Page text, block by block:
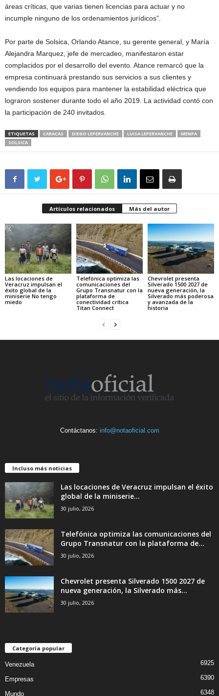
áreas críticas, que varias tienen licencias para actuar y no
incumple ninguno de los ordenamientos jurídicos”.
Por parte de Solsica, Orlando Atance, su gerente general, y María
Alejandra Marquez, jefe de mercadeo, manifestaron estar
complacidos por el desarrollo del evento. Atance remarcó que la
empresa continuará prestando sus servicios a sus clientes y
vendiendo los equipos para mantener la estabilidad eléctrica que
lograron sostener durante todo el año 2019. La actividad contó con
la participación de 240 invitados.
ETIQUETAS CARACAS DIEGO LEPERVANCHE LUISA LEPERVANCHE
MENPA
SOLSICA
Artículos relacionados Más del autor
Las locaciones de
Veracruz impulsan el
éxito global de la
miniserie No tengo
miedo
Telefónica optimiza las
comunicaciones del
Grupo Transnatur con la
plataforma de
conectividad crítica
Titan Connect
Chevrolet presenta
Silverado 1500 2027 de
nueva generación, la
Silverado más poderosa
y avanzada de la
historia
Contáctanos: info@notaoficial.com
Incluso más noticias
Las locaciones de Veracruz impulsan el éxito
global de la miniserie...
30 julio, 2026
Telefónica optimiza las comunicaciones del
Grupo Transnatur con la plataforma de...
30 julio, 2026
Chevrolet presenta Silverado 1500 2027 de
nueva generación, la Silverado más...
30 julio, 2026
Categoría popular
Venezuela 6925
Empresas 6390
Mundo 6348